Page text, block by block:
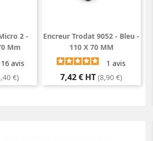
2 -
Mm
16 avis
€)
Encreur Trodat 9052 - Bleu -
110 X 70 MM
1avis
Prix
7,42 € HT (8,90 €)